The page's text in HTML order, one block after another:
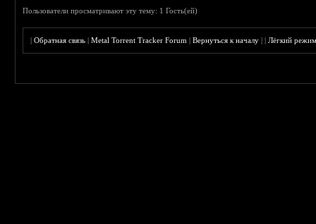
Пользователи просматривают эту тему: 1 Гость(ей)
|Обратная связь |Metal Torrent Tracker Forum |Вернуться к началу ||Лёгкий